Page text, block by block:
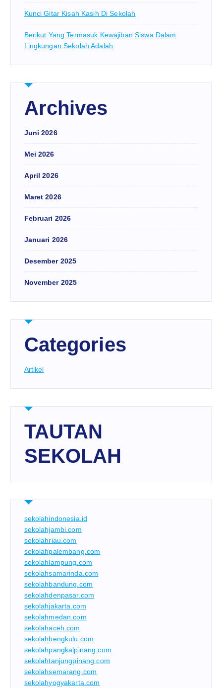
Kunci Gitar Kisah Kasih Di Sekolah
Berikut Yang Termasuk Kewajiban Siswa Dalam
Lingkungan Sekolah Adalah
Archives
Juni 2026
Mei 2026
April 2026
Maret 2026
Februari 2026
Januari 2026
Desember 2025
November 2025
Categories
Artikel
TAUTAN
SEKOLAH
sekolahindonesia.id
sekolahjambi.com
sekolahriau.com
sekolahpalembang.com
sekolahlampung.com
sekolahsamarinda.com
sekolahbandung.com
sekolahdenpasar.com
sekolahjakarta.com
sekolahmedan.com
sekolahaceh.com
sekolahbengkulu.com
sekolahpangkalpinang.com
sekolahtanjungpinang.com
sekolahsemarang.com
sekolahyogyakarta.com